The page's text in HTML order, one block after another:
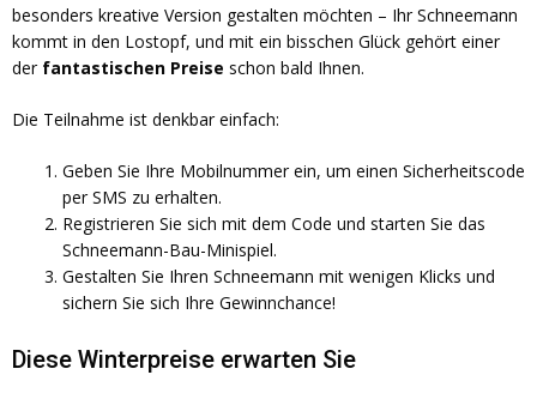
besonders kreative Version gestalten möchten – Ihr Schneemann
kommt in den Lostopf, und mit ein bisschen Glück gehört einer
der fantastischen Preise schon bald Ihnen.
Die Teilnahme ist denkbar einfach:
Geben Sie Ihre Mobilnummer ein, um einen Sicherheitscode
per SMS zu erhalten.
Registrieren Sie sich mit dem Code und starten Sie das
Schneemann-Bau-Minispiel.
Gestalten Sie Ihren Schneemann mit wenigen Klicks und
sichern Sie sich Ihre Gewinnchance!
Diese Winterpreise erwarten Sie